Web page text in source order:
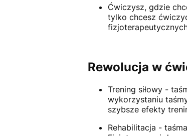
Ćwiczysz, gdzie
tylko chcesz
Rewolucja w
Trening siłowy -
wykorzystaniu
szybsze efekty
Rehabilitacja -